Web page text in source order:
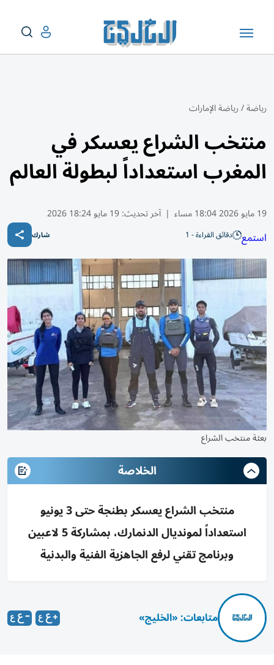
رياضة/رياضة الإمارات
منتخب الشراع يعسكر في
المغرب استعداداً لبطولة العالم
19 مايو 2026 18:04 مساء | آخر تحديث:19 مايو 18:24 2026
استمع دقائق القراءة - 1 شارك
بعثة منتخب الشراع
الخلاصة
منتخب الشراع يعسكر بطنجة حتى 3 يونيو
استعداداً لمونديال الدنمارك، بمشاركة 5 لاعبين
وبرنامج تقني لرفع الجاهزية الفنية والبدنية
متابعات: «الخليج»